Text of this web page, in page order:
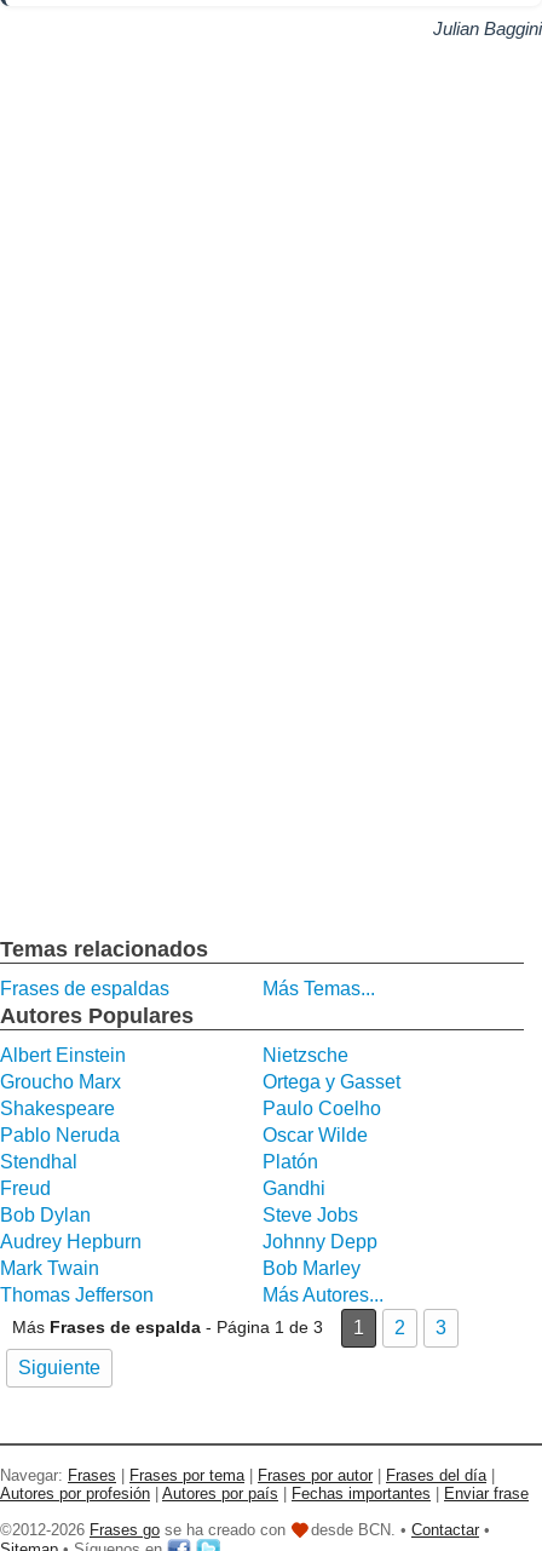
Julian Baggini
Temas relacionados
Frases de espaldas Más Temas...
Autores Populares
Albert Einstein
Nietzsche
Groucho Marx
Ortega y Gasset
Shakespeare
Paulo Coelho
Pablo Neruda
Oscar Wilde
Stendhal
Platón
Freud
Gandhi
Bob Dylan
Steve Jobs
Audrey Hepburn
Johnny Depp
Mark Twain
Bob Marley
Thomas Jefferson
Más Autores...
Más Frases de espalda - Página 1 de 3 1 2
3
Siguiente
Navegar: Frases Frases por tema| Frases por autor Frases del día|
Autores por profesión
Autores por país Fechas importantes
Enviar frase
©2012-2026 Frases go se ha creado con desde BCN. • Contactar •